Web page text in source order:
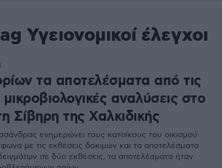
Υγειονομικοί έλεγχοι
τα αποτελέσματα από τις
αναλύσεις στο
Σίβηρη της Χαλκιδικής
ενημερώνει τους κατοίκους του οικισμού
με τις εκθέσεις δοκιμών και τα αποτελέσματα
σε δύο εκθέσεις, τα αποτελέσματα ήταν